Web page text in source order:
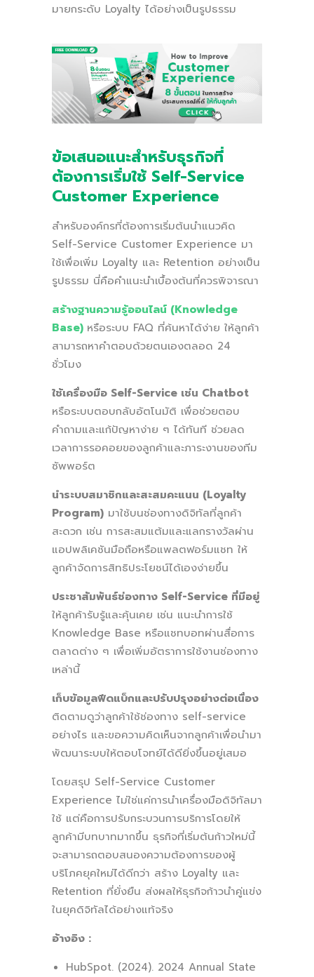
มายกระดับ Loyalty ได้อย่างเป็นรูปธรรม
ข้อเสนอแนะสำหรับธุรกิจที่
ต้องการเริ่มใช้ Self-Service
Customer Experience
สำหรับองค์กรที่ต้องการเริ่มต้นนำแนวคิด
Self-Service Customer Experience มา
ใช้เพื่อเพิ่ม Loyalty และ Retention อย่างเป็น
รูปธรรม นี่คือคำแนะนำเบื้องต้นที่ควรพิจารณา
สร้างฐานความรู้ออนไลน์ (Knowledge
Base) หรือระบบ FAQ ที่ค้นหาได้ง่าย ให้ลูกค้า
สามารถหาคำตอบด้วยตนเองตลอด 24
ชั่วโมง
ใช้เครื่องมือ Self-Service เช่น Chatbot
หรือระบบตอบกลับอัตโนมัติ เพื่อช่วยตอบ
คำถามและแก้ปัญหาง่าย ๆ ได้ทันที ช่วยลด
เวลาการรอคอยของลูกค้าและภาระงานของทีม
ซัพพอร์ต
นำระบบสมาชิกและสะสมคะแนน (Loyalty
Program) มาใช้บนช่องทางดิจิทัลที่ลูกค้า
สะดวก เช่น การสะสมแต้มและแลกรางวัลผ่าน
แอปพลิเคชันมือถือหรือแพลตฟอร์มแชท ให้
ลูกค้าจัดการสิทธิประโยชน์ได้เองง่ายขึ้น
ประชาสัมพันธ์ช่องทาง Self-Service ที่มีอยู่
ให้ลูกค้ารับรู้และคุ้นเคย เช่น แนะนำการใช้
Knowledge Base หรือแชทบอทผ่านสื่อการ
ตลาดต่าง ๆ เพื่อเพิ่มอัตราการใช้งานช่องทาง
เหล่านี้
เก็บข้อมูลฟีดแบ็กและปรับปรุงอย่างต่อเนื่อง
ติดตามดูว่าลูกค้าใช้ช่องทาง self-service
อย่างไร และขอความคิดเห็นจากลูกค้าเพื่อนำมา
พัฒนาระบบให้ตอบโจทย์ได้ดียิ่งขึ้นอยู่เสมอ
โดยสรุป Self-Service Customer
Experience ไม่ใช่แค่การนำเครื่องมือดิจิทัลมา
ใช้ แต่คือการปรับกระบวนการบริการโดยให้
ลูกค้ามีบทบาทมากขึ้น ธุรกิจที่เริ่มต้นก้าวใหม่นี้
จะสามารถตอบสนองความต้องการของผู้
บริโภคยุคใหม่ได้ดีกว่า สร้าง Loyalty และ
Retention ที่ยั่งยืน ส่งผลให้ธุรกิจก้าวนำคู่แข่ง
ในยุคดิจิทัลได้อย่างแท้จริง
อ้างอิง :
HubSpot. (2024). 2024 Annual State